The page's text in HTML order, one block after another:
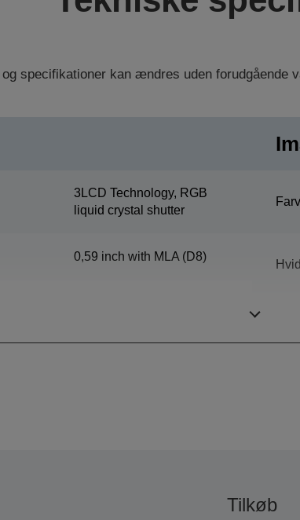
specifikationer kan ændres uden forudgående
3LCD Technology, RGB
liquid crystal shutter
0,59 inch with MLA (D8)
Tilkøb